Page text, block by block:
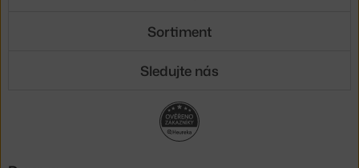
Sortiment
Sledujte nás